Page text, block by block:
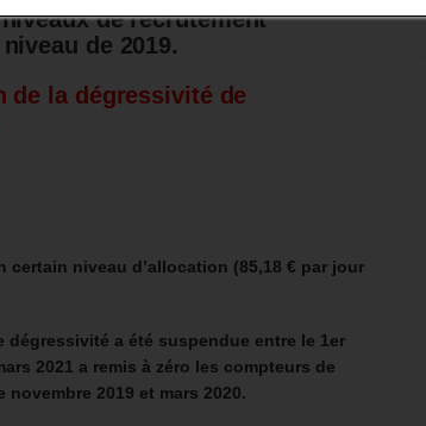
de recrutement
de 2019.
de la dégressivité de
niveau d’allocation (85,18 € par jour
a été suspendue entre le 1er
2021 a remis à zéro les compteurs de
2019 et mars 2020.